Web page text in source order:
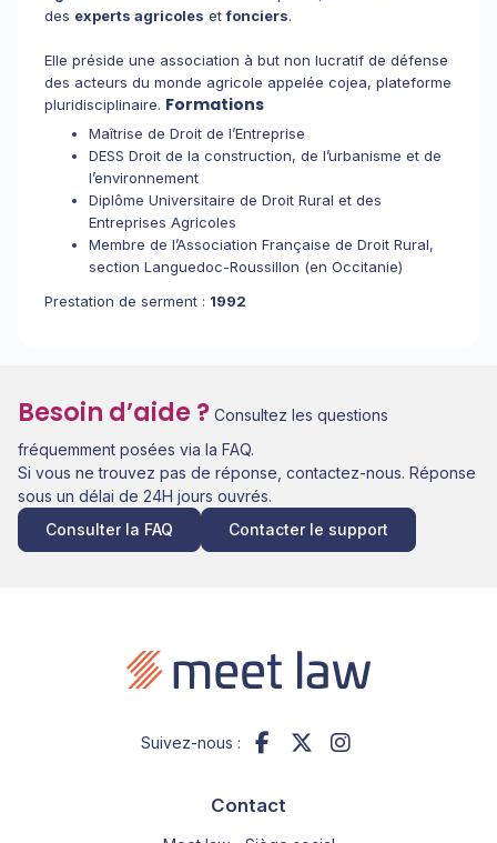
des experts agricoles etfonciers.
Elle préside une association à but non lucratif de défense
des acteurs du monde agricole appelée cojea, plateforme
pluridisciplinaire. Formations
Maîtrise de Droit de l’Entreprise
DESS Droit de la construction, de l’urbanisme et de
l’environnement
Diplôme Universitaire de Droit Rural et des
Entreprises Agricoles
Membre de l’Association Française de Droit Rural,
section Languedoc-Roussillon (en Occitanie)
Prestation de serment : 1992
Besoin d’aide ? Consultez les questions
fréquemment posées via la FAQ.
Si vous ne trouvez pas de réponse, contactez-nous. Réponse
sous un délai de 24H jours ouvrés.
Consulter la FAQ
Contacter le support
Suivez-nous :
Contact